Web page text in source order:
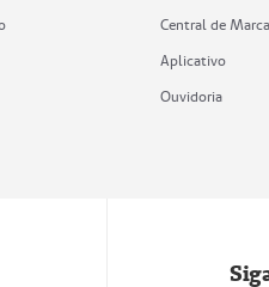
Central de
Aplicativo
Ouvidoria